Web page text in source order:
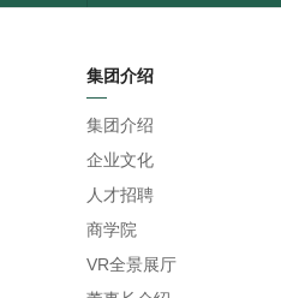
集团介绍
集团介绍
企业文化
人才招聘
商学院
VR全景展厅